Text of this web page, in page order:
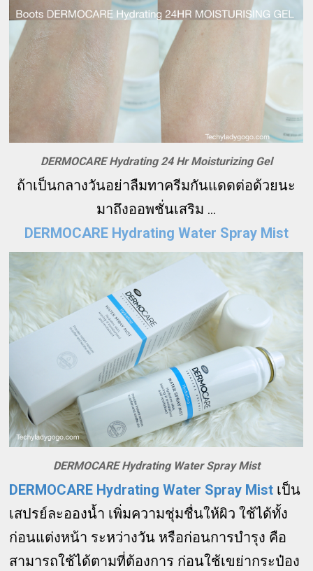
DERMOCARE Hydrating 24 Hr Moisturizing Gel
ถ้าเป็นกลางวันอย่าลืมทาครีมกันแดดต่อด้วยนะ
มาถึงออพชั่นเสริม ...
DERMOCARE Hydrating Water Spray Mist
DERMOCARE Hydrating Water Spray Mist
DERMOCARE Hydrating Water Spray Mist เป็น
เสปรย์ละอองน้ำ เพิ่มความชุ่มชื่นให้ผิว ใช้ได้ทั้ง
ก่อนแต่งหน้า ระหว่างวัน หรือก่อนการบำรุง คือ
สามารถใช้ได้ตามที่ต้องการ ก่อนใช้เขย่ากระป๋อง